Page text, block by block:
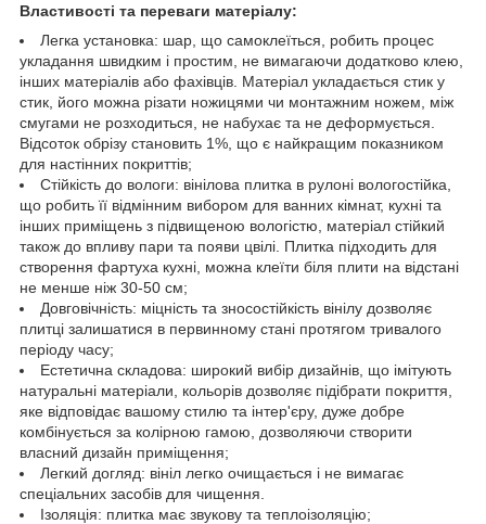
Властивості та переваги матеріалу:
Легка установка: шар, що самоклеїться, робить процес
укладання швидким і простим, не вимагаючи додатково клею,
інших матеріалів або фахівців. Матеріал укладається стик у
стик, його можна різати ножицями чи монтажним ножем, між
смугами не розходиться, не набухає та не деформується.
Відсоток обрізу становить 1%, що є найкращим показником
для настінних покриттів;
Стійкість до вологи: вінілова плитка в рулоні вологостійка,
що робить її відмінним вибором для ванних кімнат, кухні та
інших приміщень з підвищеною вологістю, матеріал стійкий
також до впливу пари та появи цвілі. Плитка підходить для
створення фартуха кухні, можна клеїти біля плити на відстані
не менше ніж 30-50 см;
Довговічність: міцність та зносостійкість вінілу дозволяє
плитці залишатися в первинному стані протягом тривалого
періоду часу;
Естетична складова: широкий вибір дизайнів, що імітують
натуральні матеріали, кольорів дозволяє підібрати покриття,
яке відповідає вашому стилю та інтер'єру, дуже добре
комбінується за колірною гамою, дозволяючи створити
власний дизайн приміщення;
Легкий догляд: вініл легко очищається і не вимагає
спеціальних засобів для чищення.
Ізоляція: плитка має звукову та теплоізоляцію;